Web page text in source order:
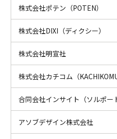
株式会社ポテン（POTEN）
株式会社DIXI（ディクシー）
株式会社明宣社
株式会社カチコム（KACHIKOMU
合同会社インサイト（ソルポー
アソブデザイン株式会社